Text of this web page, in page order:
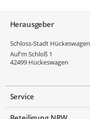
Herausgeber
Schloss-Stadt Hückeswagen
Auf'm Schloß 1
42499 Hückeswagen
Service